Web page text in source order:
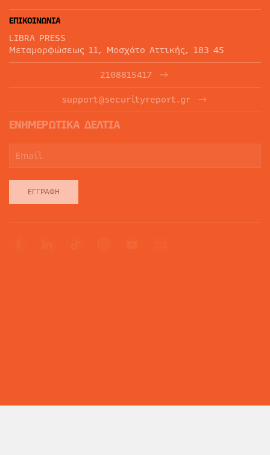
ΕΠΙΚΟΙΝΩΝΙΑ
LIBRA PRESS
Μεταμορφώσεως 11, Μοσχάτο Αττικής, 183 45
2108815417
support@securityreport.gr
ΕΝΗΜΕΡΩΤΙΚΑ ΔΕΛΤΙΑ
ΕΓΓΡΑΦΉ